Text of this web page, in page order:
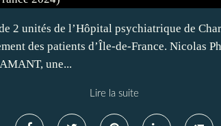
2 unités de l’Hôpital psychiatrique de
des patients d’Île-de-France. Nicolas
une...
Lire la suite